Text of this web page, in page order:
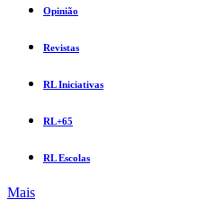
Opinião
Revistas
RL Iniciativas
RL+65
RL Escolas
Mais